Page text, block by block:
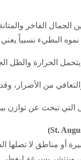
الجمال الفاخر
البطيء نسبياً
الحرارة والظل
من الأضرار،
التي تبحث عن توازن
أو مناطق لا